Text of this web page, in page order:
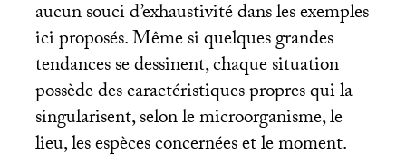
aucun souci d’exhaustivité dans les exemples
ici proposés. Même si quelques grandes
tendances se dessinent, chaque situation
possède des caractéristiques propres qui la
singularisent, selon le microorganisme, le
lieu, les espèces concernées et le moment.